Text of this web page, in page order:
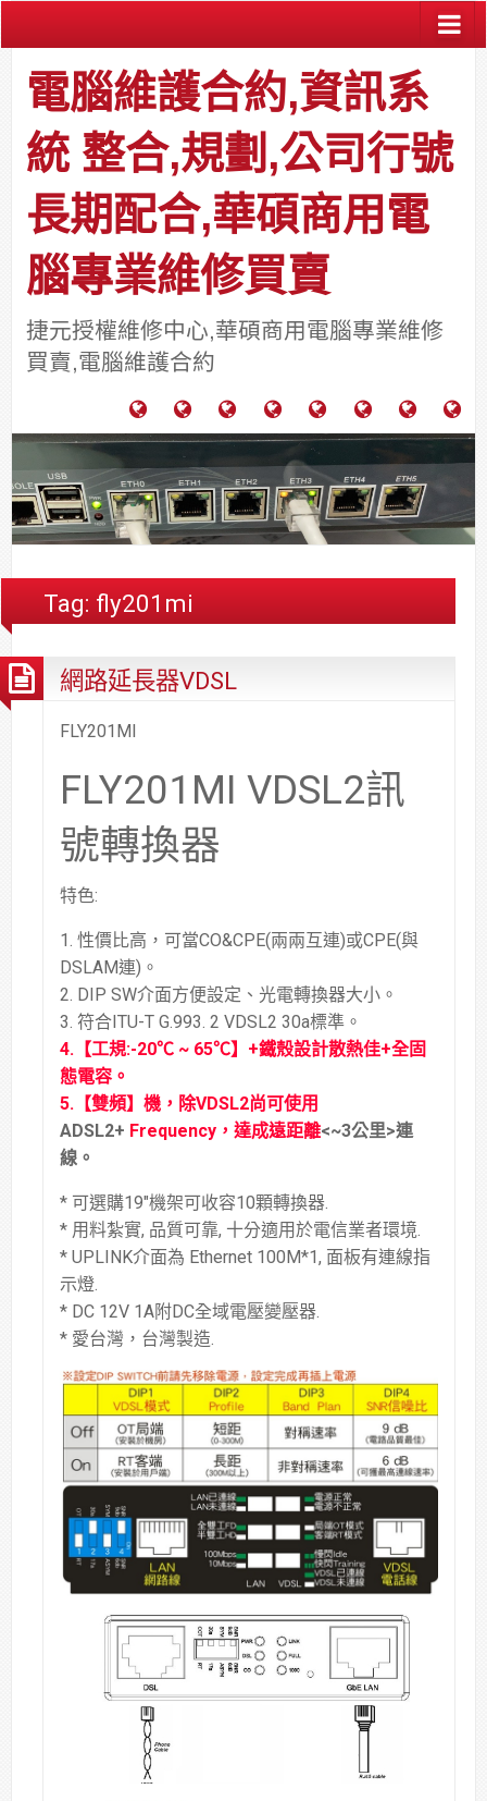
電腦維護合約,資訊系
統 整合,規劃,公司行號
長期配合,華碩商用電
腦專業維修買賣
捷元授權維修中心,華碩商用電腦專業維修
買賣,電腦維護合約
腦
護
合
約
功
例
分
享
於
力
通
通
報
關
系
統
視
系
統
安
修,
舍
網
路/
大
樓
公
方
案
中
料
件
區
團
法
台
中
Tag: fly201mi
網路延長器VDSL
FLY201MI
FLY201MI VDSL2訊
號轉換器
特色:
1. 性價比高，可當CO&CPE(兩兩互連)或CPE(與
DSLAM連)。
2. DIP SW介面方便設定、光電轉換器大小。
3. 符合ITU-T G.993. 2 VDSL2 30a標準。
4. 【工規:-20℃ ~ 65℃】+鐵殼設計散熱佳+全固
態電容。
5.【雙頻】機，除VDSL2尚可使用
ADSL2+ Frequency，達成遠距離<~3公里>連
線。
* 可選購19″機架可收容10顆轉換器.
* 用料紮實, 品質可靠, 十分適用於電信業者環境.
* UPLINK介面為 Ethernet 100M*1, 面板有連線指
示燈.
* DC 12V 1A附DC全域電壓變壓器.
* 愛台灣，台灣製造.